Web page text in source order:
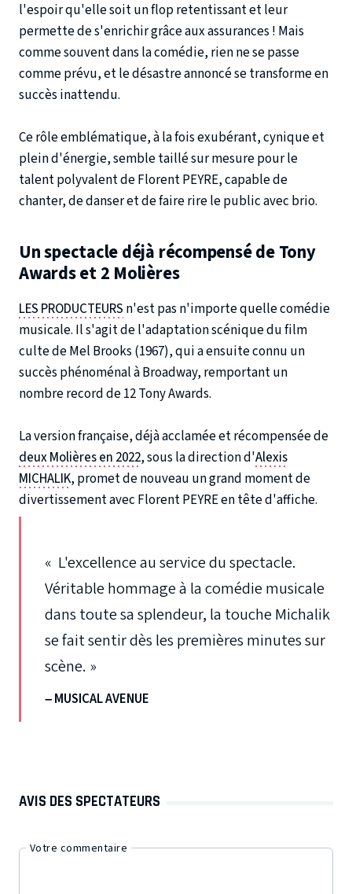
l'espoir qu'elle soit un flop retentissant et leur
permette de s'enrichir grâce aux assurances ! Mais
comme souvent dans la comédie, rien ne se passe
comme prévu, et le désastre annoncé se transforme en
succès inattendu.
Ce rôle emblématique, à la fois exubérant, cynique et
plein d'énergie, semble taillé sur mesure pour le
talent polyvalent de Florent PEYRE, capable de
chanter, de danser et de faire rire le public avec brio.
Un spectacle déjà récompensé de Tony
Awards et 2 Molières
LES PRODUCTEURS n'est pas n'importe quelle comédie
musicale. Il s'agit de l'adaptation scénique du film
culte de Mel Brooks (1967), qui a ensuite connu un
succès phénoménal à Broadway, remportant un
nombre record de 12 Tony Awards.
La version française, déjà acclamée et récompensée de
deux Molières en 2022, sous la direction d'Alexis
MICHALIK, promet de nouveau un grand moment de
divertissement avec Florent PEYRE en tête d'affiche.
« L'excellence au service du spectacle.
Véritable hommage à la comédie musicale
dans toute sa splendeur, la touche Michalik
se fait sentir dès les premières minutes sur
scène. »
– MUSICAL AVENUE
AVIS DES SPECTATEURS
Votre commentaire